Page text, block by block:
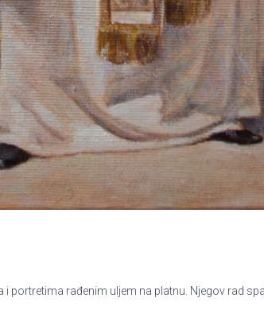
rađenim uljem na platnu. Njegov rad